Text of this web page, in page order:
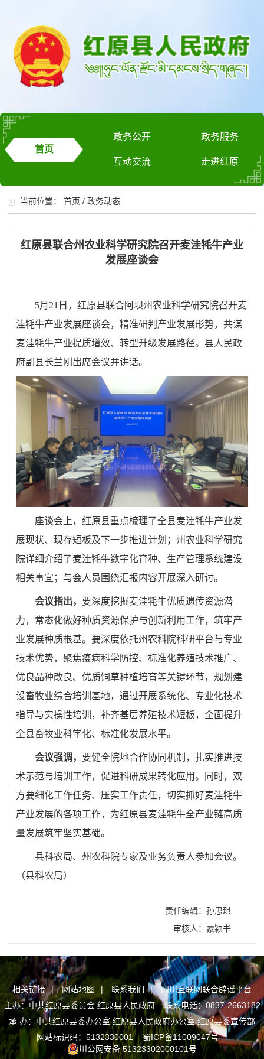
首页
政务公开 政务服务
互动交流 走进红原
当前位置：首页 /政务动态
红原县联合州农业科学研究院召开麦洼牦牛产业
发展座谈会
5月21日，红原县联合阿坝州农业科学研究院召开麦
洼牦牛产业发展座谈会，精准研判产业发展形势，共谋
麦洼牦牛产业提质增效、转型升级发展路径。县人民政
府副县长兰刚出席会议并讲话。
座谈会上，红原县重点梳理了全县麦洼牦牛产业发
展现状、现存短板及下一步推进计划；州农业科学研究
院详细介绍了麦洼牦牛数字化育种、 生产管理系统建设
相关事宜；与会人员围绕汇报内容开展深入研讨。
会议指出，要深度挖掘麦洼牦牛优质遗传资源潜
力，常态化做好种质资源保护与创新利用工作，筑牢产
业发展种质根基。要深度依托州农科院科研平台与专业
技术优势，聚焦疫病科学防控、标准化养殖技术推广、
优良品种改良、优质饲草种植培育等关键环节，规划建
设畜牧业综合培训基地，通过开展系统化、专业化技术
指导与实操性培训，补齐基层养殖技术短板，全面提升
全县畜牧业科学化、标准化发展水平。
会议强调，要健全院地合作协同机制，扎实推进技
术示范与培训工作，促进科研成果转化应用。同时，双
方要细化工作任务、压实工作责任，切实抓好麦洼牦牛
产业发展的各项工作，为红原县麦洼牦牛全产业链高质
量发展筑牢坚实基础。
县科农局、州农科院专家及业务负责人参加会议。
（县科农局）
责任编辑：孙思琪
审核人：蒙颖书
相关链接 | 网站地图 | 联系我们 |
四川互联网联合辟谣平台
主办：中共红原县委员会 红原县人民政府 联系电话：0837-2663182
承 办：中共红原县委办公室 红原县人民政府办公室 红原县委宣传部
网站标识码：5132330001蜀ICP备11009047号
川公网安备 51323302000101号